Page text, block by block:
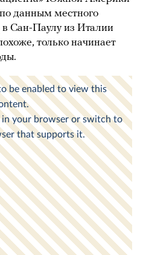
данным местного
в Сан-Паулу из Италии
только начинает